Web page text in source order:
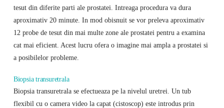
tesut din diferite parti ale prostatei. Intreaga procedura va dura
aproximativ 20 minute. In mod obisnuit se vor preleva aproximativ
12 probe de tesut din mai multe zone ale prostatei pentru a examina
cat mai eficient. Acest lucru ofera o imagine mai ampla a prostatei si
a posibilelor probleme.
Biopsia transuretrala
Biopsia transuretrala se efectueaza pe la nivelul uretrei. Un tub
flexibil cu o camera video la capat (cistoscop) este introdus prin